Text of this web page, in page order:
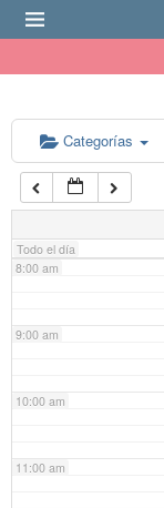
Categorías
Todo el día
6:00 am
7:00 am
8:00 am
9:00 am
10:00 am
11:00 am